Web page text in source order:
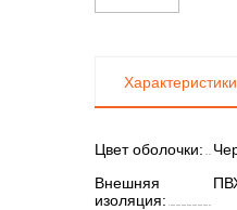
Характеристики
Цвет оболочки:
Внешняя
изоляция: